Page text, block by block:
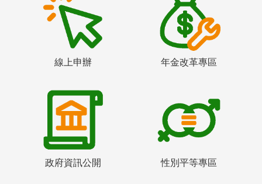
線上申辦 年金改革專區
政府資訊公開 性別平等專區